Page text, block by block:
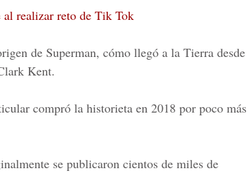
al realizar reto de Tik Tok
de Superman, cómo llegó a la Tierra desde
Kent.
compró la historieta en 2018 por poco más
se publicaron cientos de miles de